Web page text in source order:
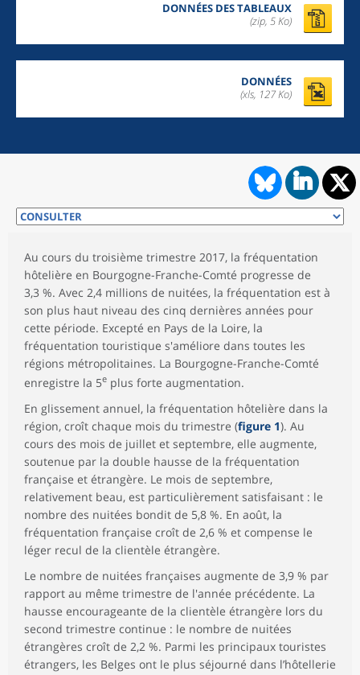
DONNÉES DES TABLEAUX
(zip, 5 Ko)
DONNÉES
(xls, 127 Ko)
Au cours du troisième trimestre 2017, la fréquentation
hôtelière en Bourgogne-Franche-Comté progresse de
3,3 %. Avec 2,4 millions de nuitées, la fréquentation est à
son plus haut niveau des cinq dernières années pour
cette période. Excepté en Pays de la Loire, la
fréquentation touristique s'améliore dans toutes les
régions métropolitaines. La Bourgogne-Franche-Comté
enregistre la 5e plus forte augmentation.
En glissement annuel, la fréquentation hôtelière dans la
région, croît chaque mois du trimestre (figure 1). Au
cours des mois de juillet et septembre, elle augmente,
soutenue par la double hausse de la fréquentation
française et étrangère. Le mois de septembre,
relativement beau, est particulièrement satisfaisant : le
nombre des nuitées bondit de 5,8 %. En août, la
fréquentation française croît de 2,6 % et compense le
léger recul de la clientèle étrangère.
Le nombre de nuitées françaises augmente de 3,9 % par
rapport au même trimestre de l'année précédente. La
hausse encourageante de la clientèle étrangère lors du
second trimestre continue : le nombre de nuitées
étrangères croît de 2,2 %. Parmi les principaux touristes
étrangers, les Belges ont le plus séjourné dans l’hôtellerie